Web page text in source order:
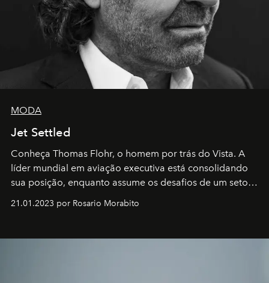
MODA
Jet Settled
Conheça Thomas Flohr, o homem por trás do Vista. A
líder mundial em aviação executiva está consolidando
sua posição, enquanto assume os desafios de um setor
em rápida evolução e redefinindo o conceito de luxo
21.01.2023 por Rosario Morabito